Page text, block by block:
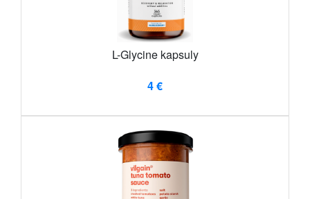
L-Glycine kapsuly
4 €